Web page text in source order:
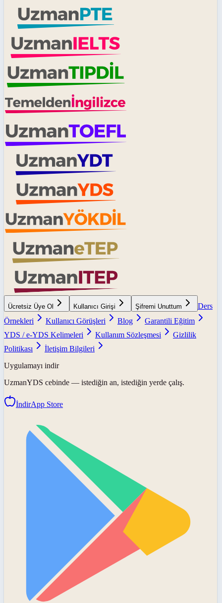
Ücretsiz Üye Ol Kullanıcı Girişi Şifremi Unuttum
Ders
Örnekleri
Kullanıcı Görüşleri Blog
Garantili Eğitim
YDS / e-YDS Kelimeleri
Kullanım Sözleşmesi
Gizlilik
Politikası
İletişim Bilgileri
Uygulamayı indir
UzmanYDS cebinde — istediğin an, istediğin yerde çalış.
İndirApp Store